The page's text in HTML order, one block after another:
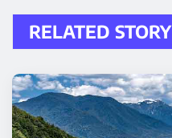
RELATED STORY